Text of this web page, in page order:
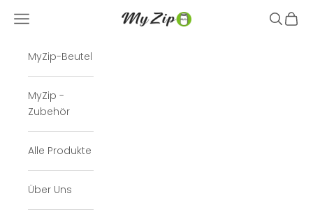
MyZip GmbH
Navigationsmenü öffnen Suche
MyZip-Beutel
MyZip -
Zubehör
Alle Produkte
Über Uns